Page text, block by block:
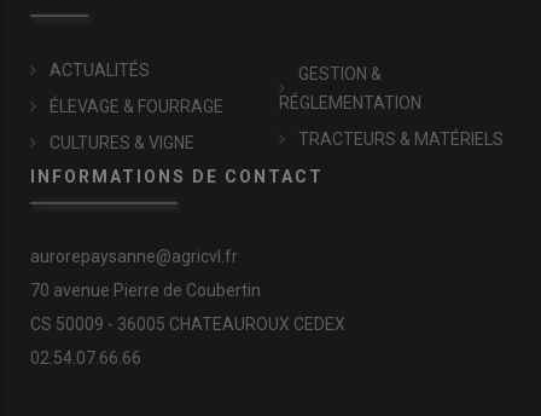
ACTUALITÉS
ÉLEVAGE & FOURRAGE
CULTURES & VIGNE
GESTION &
RÉGLEMENTATION
TRACTEURS & MATÉRIELS
INFORMATIONS DE CONTACT
aurorepaysanne@agricvl.fr
70 avenue Pierre de Coubertin
CS 50009 - 36005 CHATEAUROUX CEDEX
02.54.07.66.66